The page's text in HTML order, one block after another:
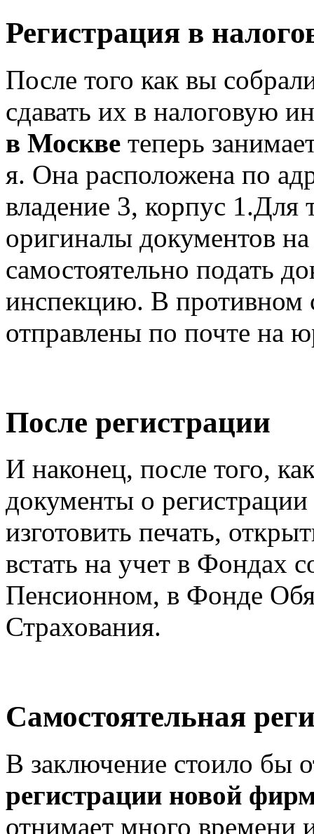
Регистрация в
После того как вы
сдавать их в налоговую
в Москве теперь
я. Она расположена по
владение 3, корпус 1.Для
оригиналы документов
самостоятельно подать
инспекцию. В противном
отправлены по почте на
После регистрации
И наконец, после того,
документы о
изготовить печать,
встать на учет в Фондах
Пенсионном, в Фонде
Страхования.
Самостоятельная
В заключение стоило бы
регистрации новой
отнимает много времени